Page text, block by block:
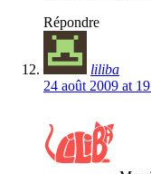
Répondre
liliba
24 août 2009 at